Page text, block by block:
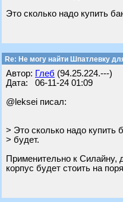
Это сколько надо купить
Re: Не могу найти Шпатлевку
Автор: Глеб (94.25.224.---)
Дата: 06-11-24 01:09
@leksei писал:
> Это сколько надо купить
> будет.
Применительно к Силайну,
корпус будет стоить на